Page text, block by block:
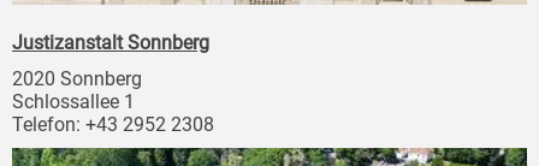
Justizanstalt Sonnberg
2020 Sonnberg
Schlossallee 1
Telefon: +43 2952 2308